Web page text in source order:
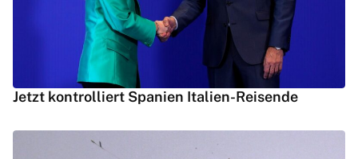
Jetzt kontrolliert Spanien Italien-Reisende